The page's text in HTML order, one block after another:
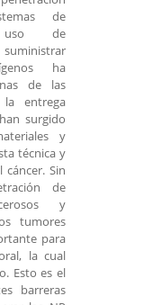
de
uso de
ha
de las
la entrega
surgido
y
técnica y
Sin
de
y
tumores
para
la cual
Esto es el
barreras